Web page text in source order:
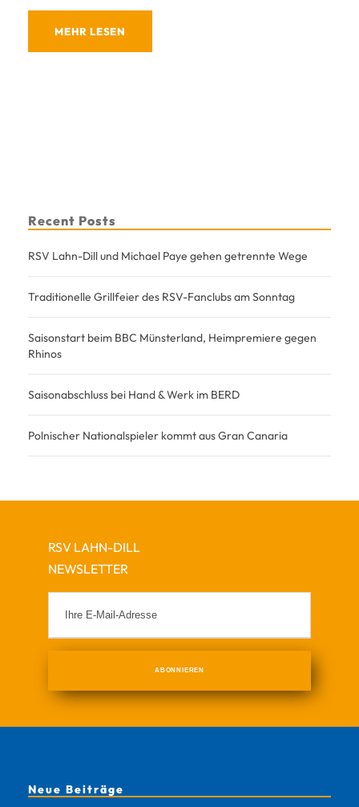
MEHR LESEN
Recent Posts
RSV Lahn-Dill und Michael Paye gehen getrennte Wege
Traditionelle Grillfeier des RSV-Fanclubs am Sonntag
Saisonstart beim BBC Münsterland, Heimpremiere gegen
Rhinos
Saisonabschluss bei Hand & Werk im BERD
Polnischer Nationalspieler kommt aus Gran Canaria
RSV LAHN-DILL
NEWSLETTER
Neue Beiträge